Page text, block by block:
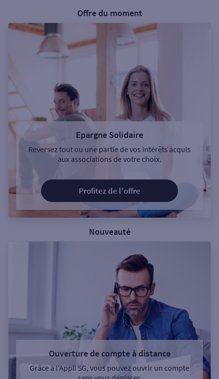
Offre du moment
Epargne Solidaire
Reversez tout ou une partie de vos intérêts acquis
aux associations de votre choix.
Profitez de l'offre
Nouveauté
Ouverture de compte à distance
Grâce à l’Appli SG, vous pouvez ouvrir un compte